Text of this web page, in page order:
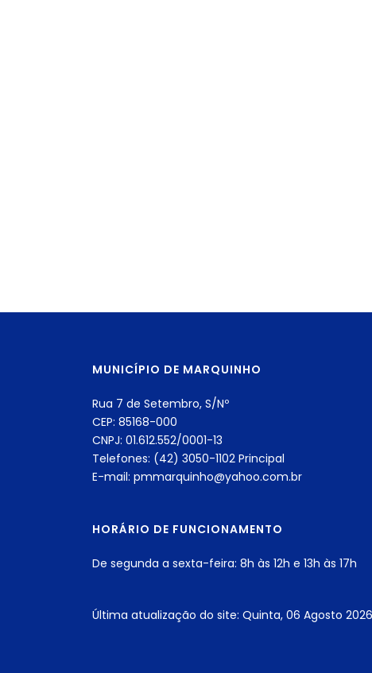
MUNICÍPIO DE MARQUINHO
Rua 7 de Setembro, S/Nº
CEP: 85168-000
CNPJ: 01.612.552/0001-13
Telefones: (42) 3050-1102 Principal
E-mail: pmmarquinho@yahoo.com.br
HORÁRIO DE FUNCIONAMENTO
De segunda a sexta-feira: 8h às 12h e 13h às 17h
Última atualização do site: Quinta, 06 Agosto